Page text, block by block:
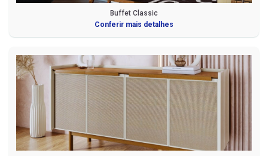
Buffet Classic
Conferir mais detalhes